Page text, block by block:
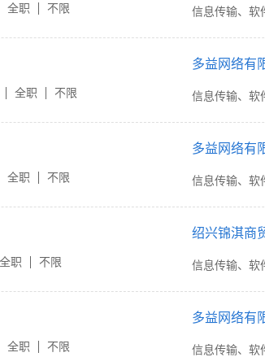
信息传输、软
全职 不限
多益网络有
信息传输、软
全职 不限
多益网络有
信息传输、软
全职 不限
绍兴锦淇商
信息传输、软
全职 不限
多益网络有
信息传输、软
全职 不限